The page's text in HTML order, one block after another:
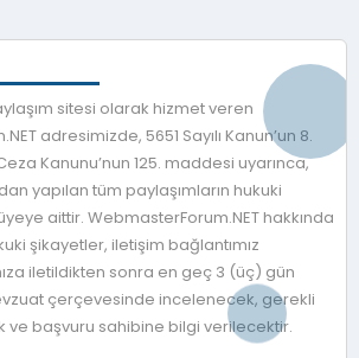
sitesi olarak hizmet veren
adresimizde, 5651 Sayılı Kanun’un 8.
Kanunu’nun 125. maddesi uyarınca,
yapılan tüm paylaşımların hukuki
aittir. WebmasterForum.NET hakkında
şikayetler, iletişim bağlantımız
iletildikten sonra en geç 3 (üç) gün
çerçevesinde incelenecek, gerekli
ve başvuru sahibine bilgi verilecektir.